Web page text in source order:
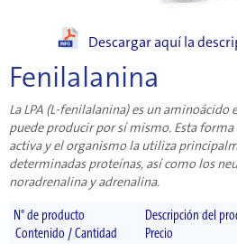
Descargar aquí la
Fenilalanina
La LPA (L-fenilalanina) es un
puede producir por sí mismo. Esta
activa y el organismo la utiliza
determinadas proteínas, así como los
noradrenalina y adrenalina.
N° de producto
Descripción del
Contenido / Cantidad
Precio